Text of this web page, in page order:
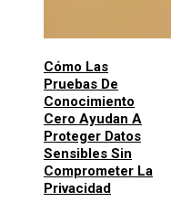
Cómo Las
Pruebas De
Conocimiento
Cero Ayudan A
Proteger Datos
Sensibles Sin
Comprometer La
Privacidad